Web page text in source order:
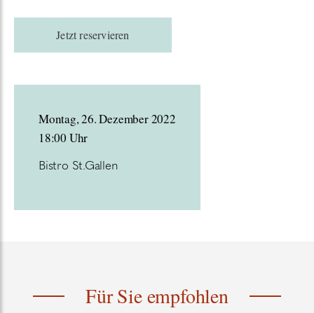
Jetzt reservieren
Montag, 26. Dezember 2022
18:00 Uhr
Bistro St.Gallen
Für Sie empfohlen